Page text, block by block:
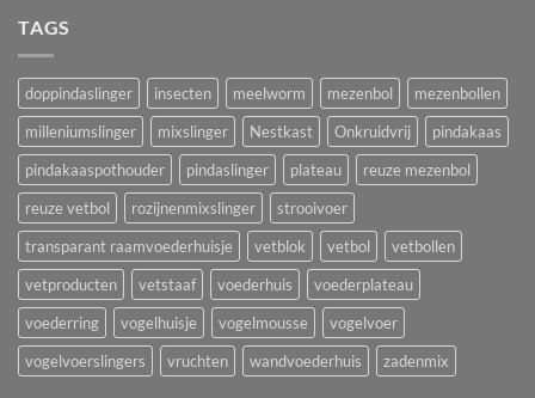
TAGS
doppindaslinger insecten meelworm mezenbol
mezenbollen
milleniumslinger
mixslinger Nestkast Onkruidvrij
pindakaas
pindakaaspothouder
pindaslinger plateau
reuze mezenbol
reuze vetbol
rozijnenmixslinger
strooivoer
transparant raamvoederhuisje
vetblok vetbol
vetbollen
vetproducten
vetstaaf voederhuis
voederplateau
voederring
vogelhuisje vogelmousse
vogelvoer
vogelvoerslingers
vruchten wandvoederhuis zadenmix